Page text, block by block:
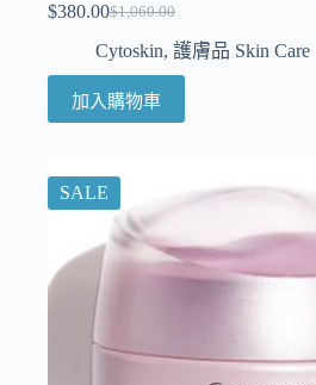
$1,060.00
$380.00
Cytoskin, 護膚品 Skin Care
加入購物車
SALE